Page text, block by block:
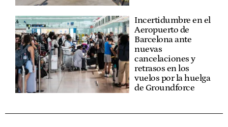
Incertidumbre en el
Aeropuerto de
Barcelona ante
nuevas
cancelaciones y
retrasos en los
vuelos por la huelga
de Groundforce